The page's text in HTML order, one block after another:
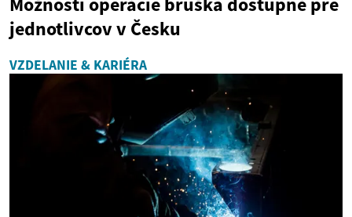
jednotlivcov v Česku
VZDELANIE & KARIÉRA